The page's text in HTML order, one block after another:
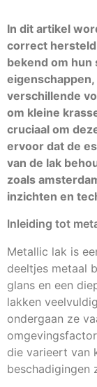
In dit artikel
correct hersteld
bekend om
verschillende
om kleine
cruciaal om
ervoor dat de
van de lak
zoals
inzichten en
Inleiding tot
Metallic lak is
deeltjes metaal
glans en een
lakken
ondergaan ze
die varieert van
beschadigingen